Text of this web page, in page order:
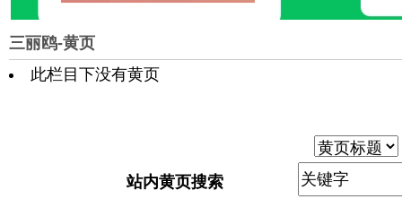
三丽鸥-黄页
此栏目下没有黄页
站内黄页搜索